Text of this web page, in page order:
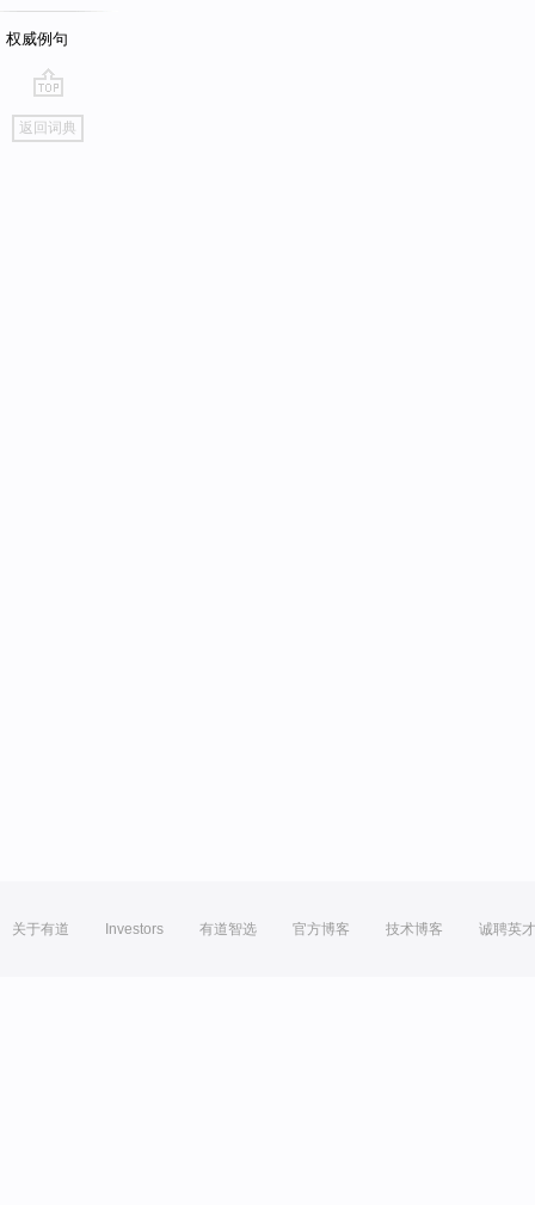
权威例句
go
top
返回词典
关于有道 Investors 有道智选 官方博客 技术博客 诚聘英才